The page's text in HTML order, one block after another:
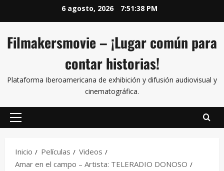
6 agosto, 2026 7:51:38 PM
Filmakersmovie – ¡Lugar común para
contar historias!
Plataforma Iberoamericana de exhibición y difusión audiovisual y
cinematográfica.
Inicio Películas
Videos
Amar en el campo – Artista: TELERADIO DONOSO